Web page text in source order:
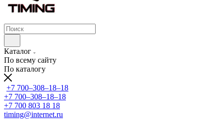
Каталог
По всему сайту
По каталогу
+7 700‒308‒18‒18
+7 700‒308‒18‒18
+7 700 803 18 18
timing@internet.ru